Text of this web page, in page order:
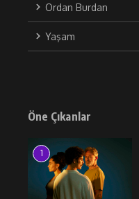
Ordan Burdan
Yaşam
Öne Çıkanlar
1